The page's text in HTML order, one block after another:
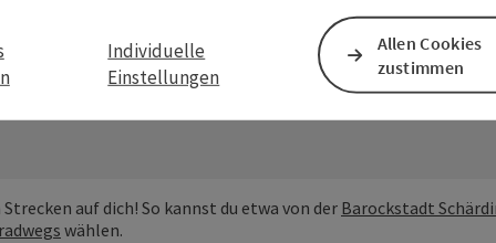
Donau: Vielfalt, die zu
auf dich! So kannst du etwa von der Barockstadt
wählen.
Individuelle
Einstellungen
Allen Cookies
zustimmen